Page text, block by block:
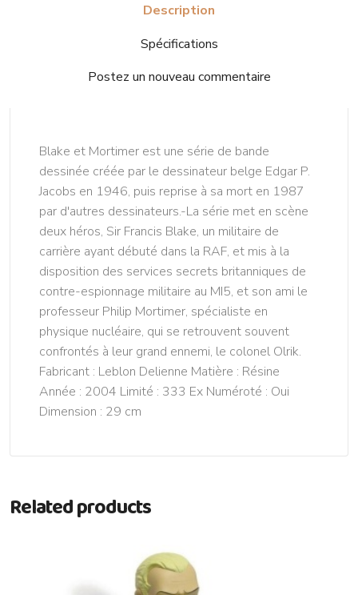
Description
Spécifications
Postez un nouveau commentaire
Blake et Mortimer est une série de bande
dessinée créée par le dessinateur belge Edgar P.
Jacobs en 1946, puis reprise à sa mort en 1987
par d'autres dessinateurs.-La série met en scène
deux héros, Sir Francis Blake, un militaire de
carrière ayant débuté dans la RAF, et mis à la
disposition des services secrets britanniques de
contre-espionnage militaire au MI5, et son ami le
professeur Philip Mortimer, spécialiste en
physique nucléaire, qui se retrouvent souvent
confrontés à leur grand ennemi, le colonel Olrik.
Fabricant : Leblon Delienne Matière : Résine
Année : 2004 Limité : 333 Ex Numéroté : Oui
Dimension : 29 cm
Related products